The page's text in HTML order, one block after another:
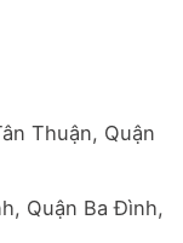
Thuận, Quận
Quận Ba Đình,